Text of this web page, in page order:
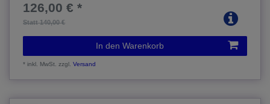
Statt 140,00 €
126,00 € *
In den Warenkorb
*inkl. MwSt. zzgl.Versand